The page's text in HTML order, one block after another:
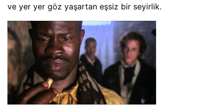
ve yer yer göz yaşartan eşsiz bir seyirlik.